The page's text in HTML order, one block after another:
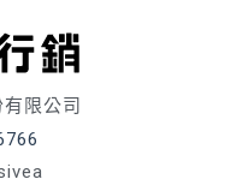
限公司